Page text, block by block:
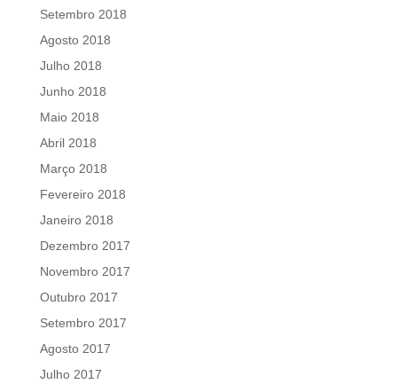
Setembro 2018
Agosto 2018
Julho 2018
Junho 2018
Maio 2018
Abril 2018
Março 2018
Fevereiro 2018
Janeiro 2018
Dezembro 2017
Novembro 2017
Outubro 2017
Setembro 2017
Agosto 2017
Julho 2017